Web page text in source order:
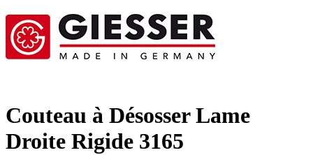
Couteau à Désosser Lame
Droite Rigide 3165